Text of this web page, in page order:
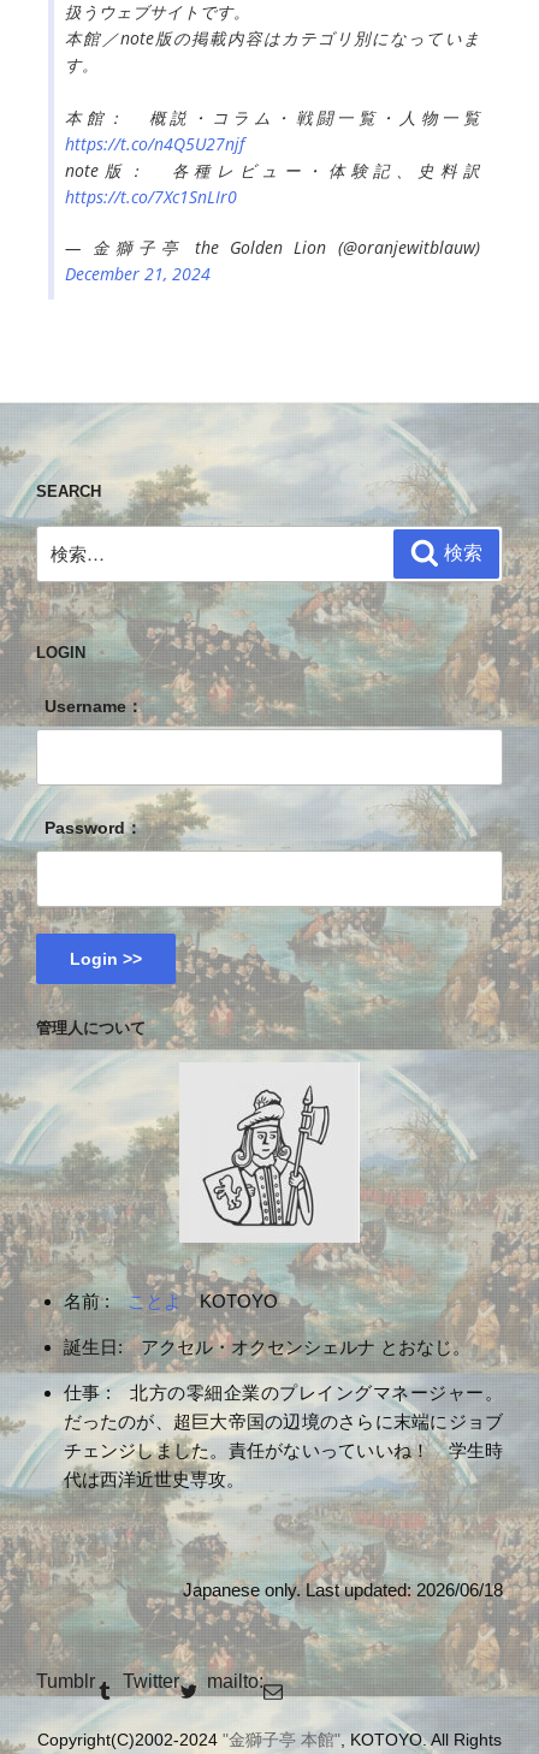
扱うウェブサイトです。
本館／note版の掲載内容はカテゴリ別になっていま
す。
本館： 概説・コラム・戦闘一覧・人物一覧
https://t.co/n4Q5U27njf
note版： 各種レビュー・体験記、史料訳
https://t.co/7Xc1SnLIr0
— 金獅子亭 the Golden Lion (@oranjewitblauw)
December 21, 2024
SEARCH
検
索:
検索
LOGIN
Username：
Password：
管理人について
名前 : ことよKOTOYO
誕生日: アクセル・オクセンシェルナ とおなじ。
仕事 : 北方の零細企業のプレイングマネージャー。
だったのが、超巨大帝国の辺境のさらに末端にジョブ
チェンジしました。責任がないっていいね！ 学生時
代は西洋近世史専攻。
Japanese only. Last updated: 2026/06/18
Tumblr Twitter mailto:
Copyright(C)2002-2024 "金獅子亭 本館", KOTOYO. All Rights